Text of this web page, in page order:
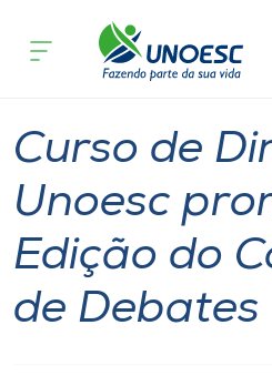
Cursos
Pesquisa
Atendimento ao Estudante
Portal de Ensino
Notícia de evento
Curso de
Unoesc
Edição do
de Debates